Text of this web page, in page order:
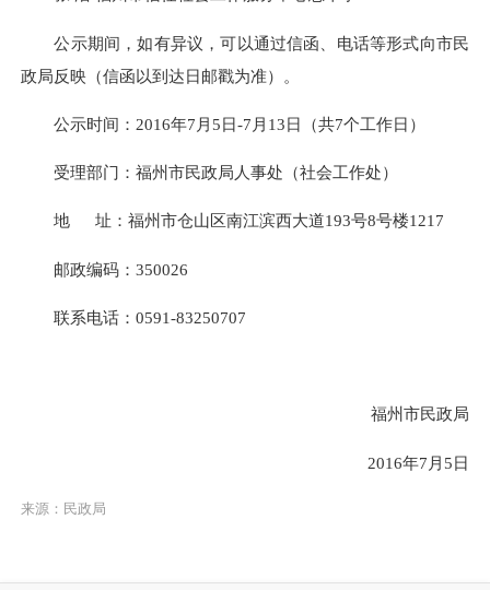
公示期间，如有异议，可以通过信函、电话等形式向市民
政局反映（信函以到达日邮戳为准）。
公示时间： 2016年7 月 5日-7 月 13日（共7个工作日）
受理部门：福州市民政局人事处（社会工作处）
地 址：福州市仓山区南江滨西大道193号8号楼1217
邮政编码： 350026
联系电话： 0591-83250707
福州市民政局
2016年7 月 5日
来源：民政局